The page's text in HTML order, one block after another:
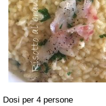
Dosi per 4 persone